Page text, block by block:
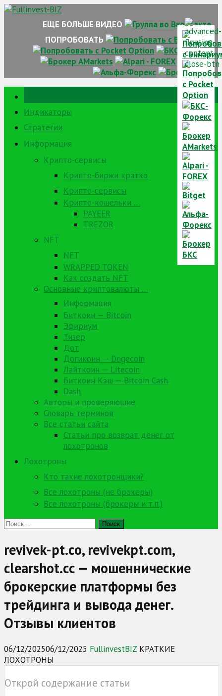
Skip
ЕЩЕ БОЛЬШЕ ВИДЕО
ПОПРОБОВАТЬ
Индикаторы
Стратегии
Информация
Крипто-сервисы
Крипто-биржи кратко
Крипто-сервисы
Крипто-кошельки …
PAYEER
TREZOR
NFT
NFT
WRAPPED TOKEN
Как создать NFT
Основные криптовалюты …
Информация
Биткоин — Bitcoin
Эфириум
Тизер
Дот
Догикоин — Dogecoin
Лайткоин — Litecoin
Биткоин Кэш — Bitcoin Cash
Dash
Авторы и проверяющие
Словарь терминов
Все статьи сайта
Статьи про возврат денег от
лохотронов
Лохотроны
Кто такие лохотронщики?
Все лохотроны (не брокеры)
Все лохотроны (брокеры и т.п.)
Найти:
revivek-pt.co, revivekpt.com,
clearshot.cc — мошеннические
брокерские платформы без
трейдинга и вывода денег.
Отзывы клиентов
06/12/202506/12/2025 FullinvestBIZ КРАТКИЕ
ЛОХОТРОНЫ
Открой содержание статьи